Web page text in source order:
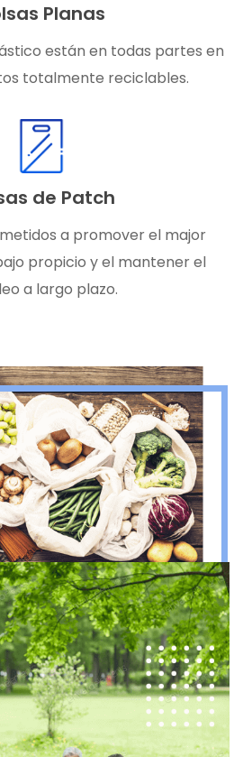
Planas
están en todas partes en
totalmente reciclables.
de Patch
a promover el major
propicio y el mantener el
a largo plazo.